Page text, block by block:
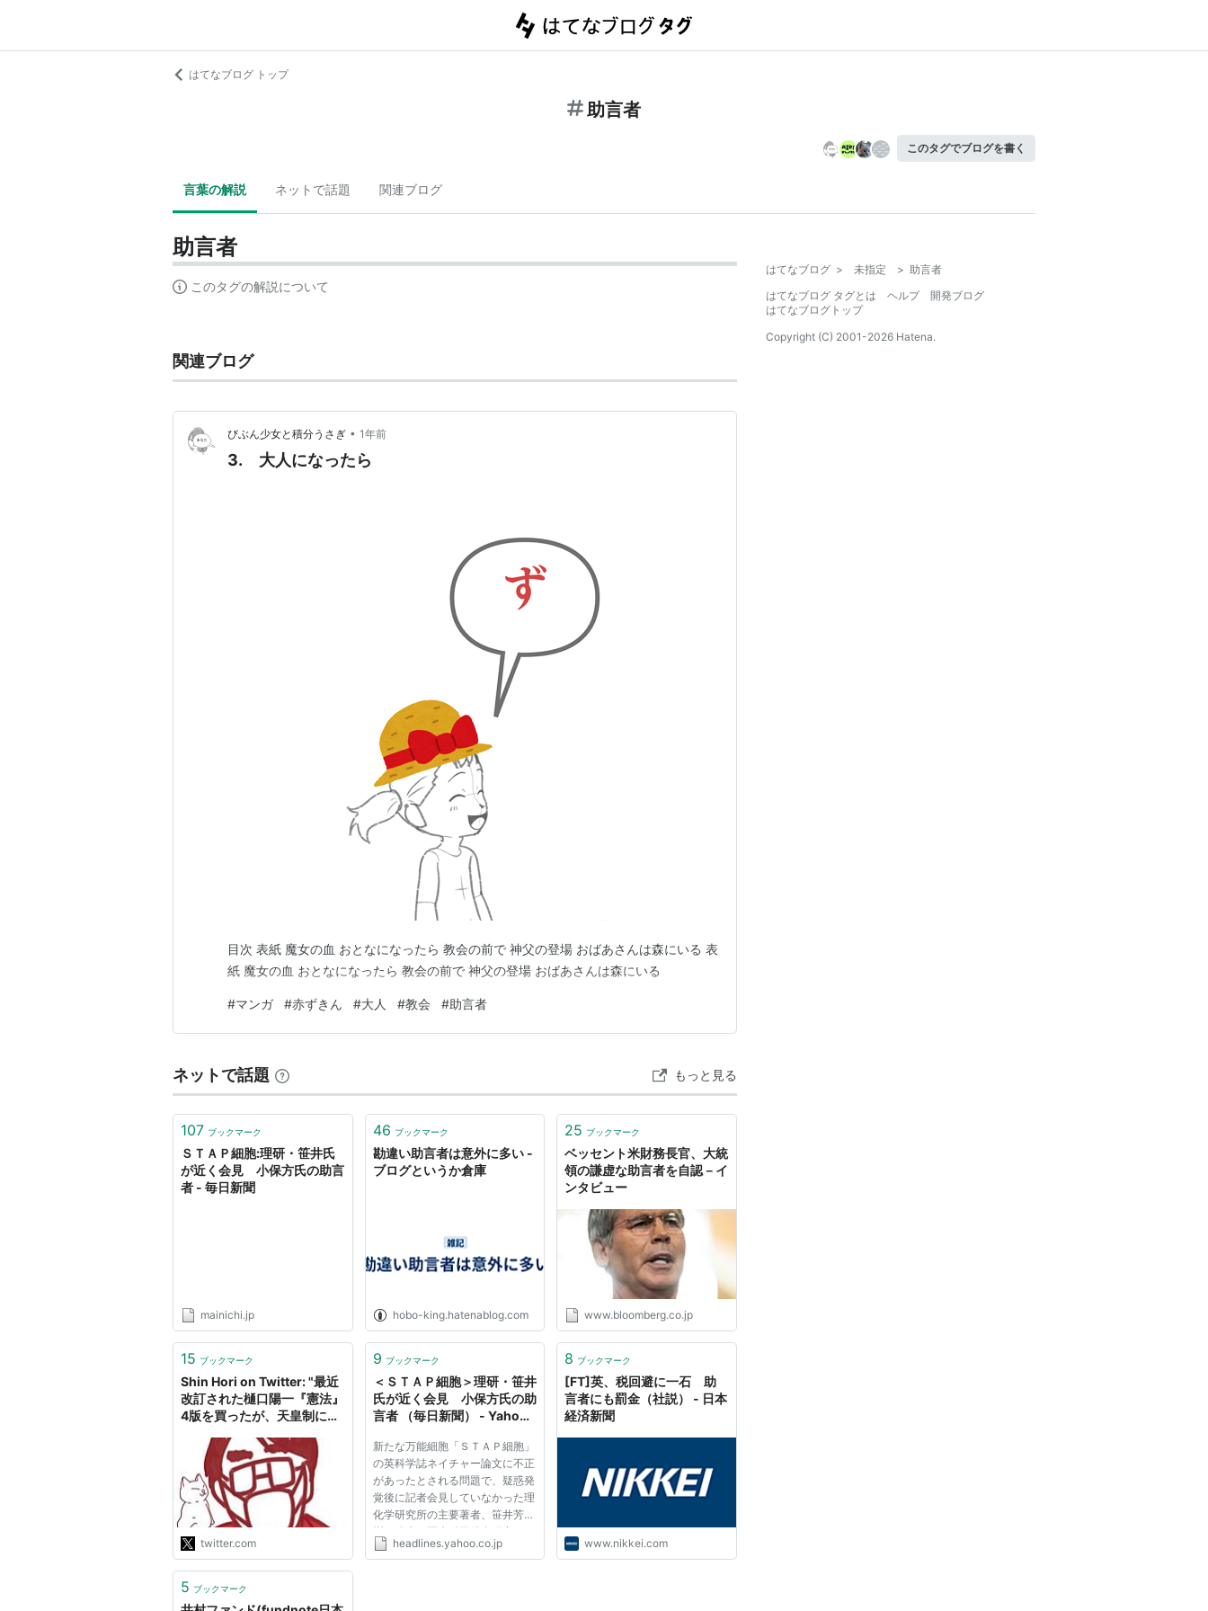
はてなブログ トップ
助言者
このタグでブログを書く
言葉の解説 ネットで話題 関連ブログ
助言者
このタグの解説について
関連ブログ
びぶん少女と積分うさぎ • 1年前
3. 大人になったら
目次 表紙 魔女の血 おとなになったら 教会の前で 神父の登場 おばあさんは森にいる 表
紙 魔女の血 おとなになったら 教会の前で 神父の登場 おばあさんは森にいる
#マンガ #赤ずきん #大人 #教会 #助言者
ネットで話題 もっと見る
107 ブックマーク
ＳＴＡＰ細胞:理研・笹井氏
が近く会見 小保方氏の助言
者 - 毎日新聞
mainichi.jp
46 ブックマーク
勘違い助言者は意外に多い -
ブログというか倉庫
hobo-king.hatenablog.com
25 ブックマーク
ベッセント米財務長官、大統
領の謙虚な助言者を自認－イ
ンタビュー
www.bloomberg.co.jp
15 ブックマーク
Shin Hori on Twitter: "最近
改訂された樋口陽一『憲法』
4版を買ったが、天皇制につ
になっており驚いた。 現上
皇の言動を踏まえたことは明
らかだが、「内閣の助言・承
認とは別に、天皇には独立し
た助言者が必要」とまで書い
ている。
https://t.co/8FsqaVqbGz"
twitter.com
9 ブックマーク
＜ＳＴＡＰ細胞＞理研・笹井
氏が近く会見 小保方氏の助
言者 （毎日新聞） - Yahoo!
新たな万能細胞「ＳＴＡＰ細胞」
の英科学誌ネイチャー論文に不正
があったとされる問題で、疑惑発
覚後に記者会見していなかった理
化学研究所の主要著者、笹井芳
樹・発生・再生科学総合研究セン
ター（ＣＤＢ）副センター長が近
headlines.yahoo.co.jp
8 ブックマーク
[FT]英、税回避に一石 助
言者にも罰金（社説） - 日本
経済新聞
www.nikkei.com
5 ブックマーク
はてなブログ > 未指定 > 助言者
はてなブログ タグとは
ヘルプ
開発ブログ
はてなブログトップ
Copyright (C) 2001-2026 Hatena.